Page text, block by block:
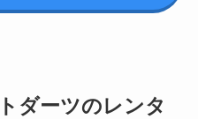
ダーツのレンタ